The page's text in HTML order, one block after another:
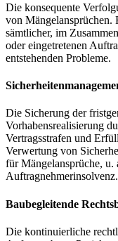
Die konsequente
von Mängelansprüchen.
sämtlicher, im
oder eingetretenen
entstehenden Probleme.
Die Sicherung der
Vorhabensrealisierung
Vertragsstrafen und
Verwertung von
für Mängelansprüche, u.
Auftragnehmerinsolvenz.
Baubegleitende
Die kontinuierliche